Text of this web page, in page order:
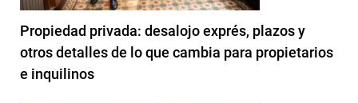
Propiedad privada: desalojo exprés, plazos y
otros detalles de lo que cambia para propietarios
e inquilinos